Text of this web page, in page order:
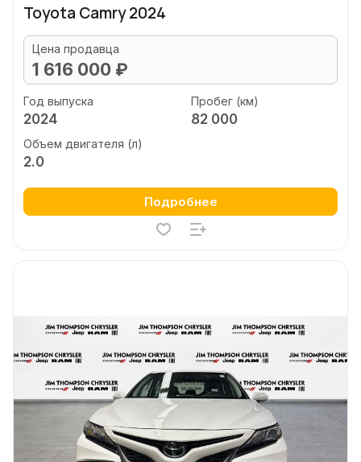
Toyota Camry 2024
Цена продавца
1 616 000 ₽
Год выпуска
2024
Пробег (км)
82 000
Объем двигателя (л)
2.0
Подробнее